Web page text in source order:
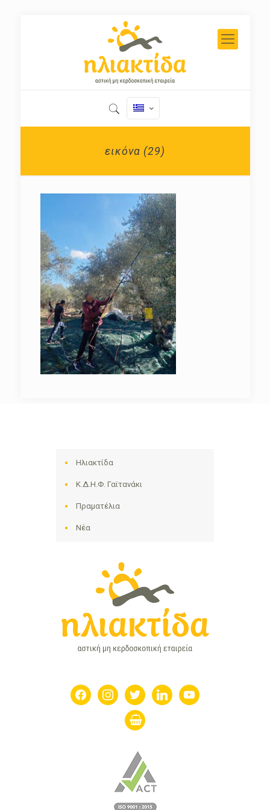
εικόνα (29)
Ηλιακτίδα
Κ.Δ.Η.Φ. Γαϊτανάκι
Πραματέλια
Νέα
facebookinstagramtwitter linkedin youtube
shopping-
basket